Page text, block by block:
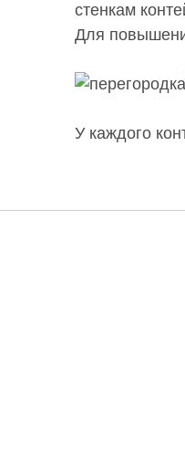
стенкам
Для
У каждого